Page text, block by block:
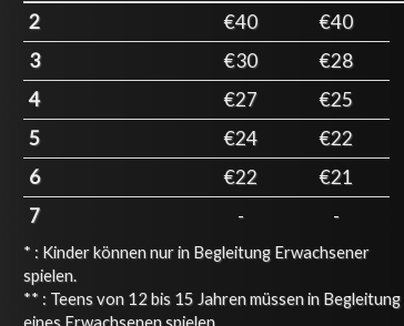
2
€40
€40
3
€30
€28
4
€27
€25
5
€24
€22
6
€22
€21
7
- -
* : Kinder können nur in Begleitung Erwachsener
spielen.
** : Teens von 12 bis 15 Jahren müssen in Begleitung
eines Erwachsenen spielen.